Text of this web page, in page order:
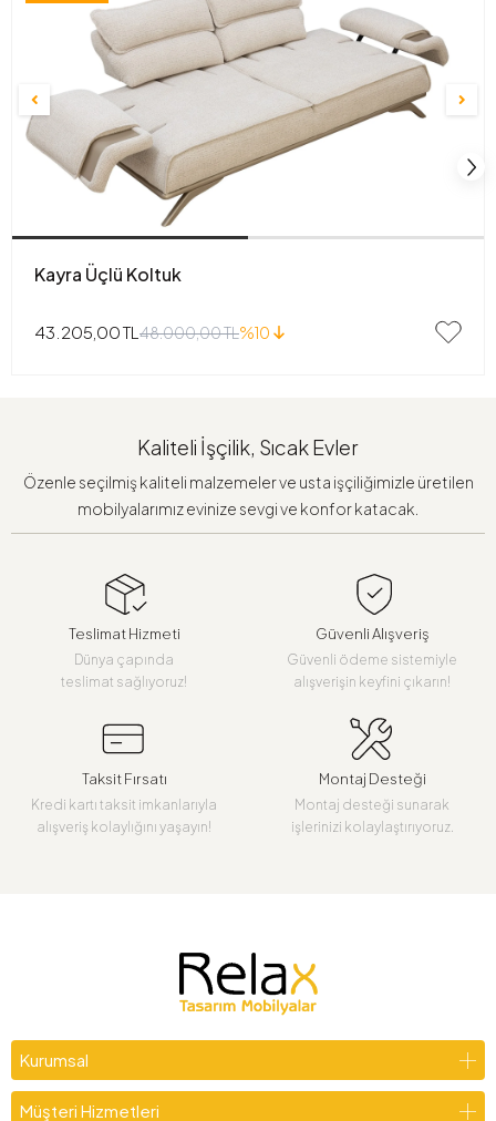
Kayra Üçlü Koltuk
43.205,00 TL 48.000,00 TL%10
Kaliteli İşçilik, Sıcak Evler
Özenle seçilmiş kaliteli malzemeler ve usta işçiliğimizle üretilen
mobilyalarımız evinize sevgi ve konfor katacak.
Teslimat Hizmeti
Dünya çapında
teslimat sağlıyoruz!
Güvenli Alışveriş
Güvenli ödeme sistemiyle
alışverişin keyfini çıkarın!
Taksit Fırsatı
Kredi kartı taksit imkanlarıyla
alışveriş kolaylığını yaşayın!
Montaj Desteği
Montaj desteği sunarak
işlerinizi kolaylaştırıyoruz.
Kurumsal
Müşteri Hizmetleri